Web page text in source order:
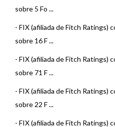
sobre 5 Fo ...
- FIX (afiliada de Fitch Ratings)
sobre 16 F ...
- FIX (afiliada de Fitch Ratings)
sobre 71 F ...
- FIX (afiliada de Fitch Ratings)
sobre 22 F ...
- FIX (afiliada de Fitch Ratings)